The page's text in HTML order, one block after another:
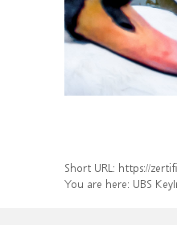
Short URL: https://
You are here: UBS